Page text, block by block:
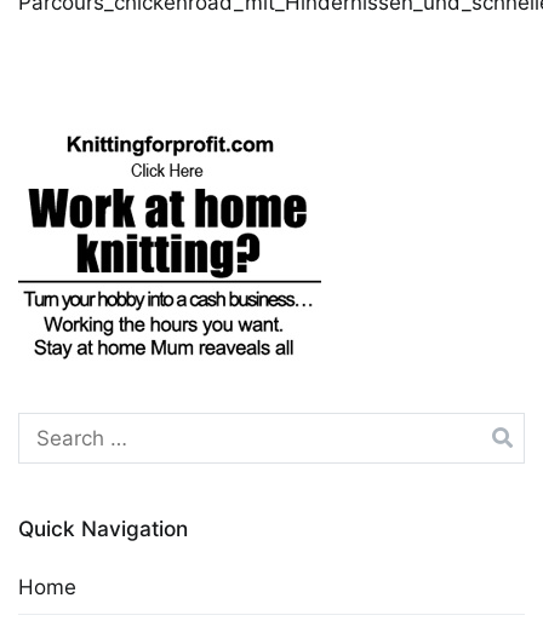
navigation
Search
for:
Quick Navigation
Home